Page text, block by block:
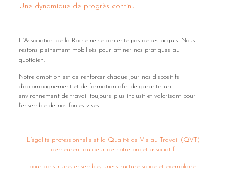
Une dynamique de progrès continu
L’Association de la Roche ne se contente pas de ces acquis. Nous
restons pleinement mobilisés pour affiner nos pratiques au
quotidien.
Notre ambition est de renforcer chaque jour nos dispositifs
d’accompagnement et de formation afin de garantir un
environnement de travail toujours plus inclusif et valorisant pour
l’ensemble de nos forces vives.
L’égalité professionnelle et la Qualité de Vie au Travail (QVT)
demeurent au cœur de notre projet associatif
pour construire, ensemble, une structure solide et exemplaire.